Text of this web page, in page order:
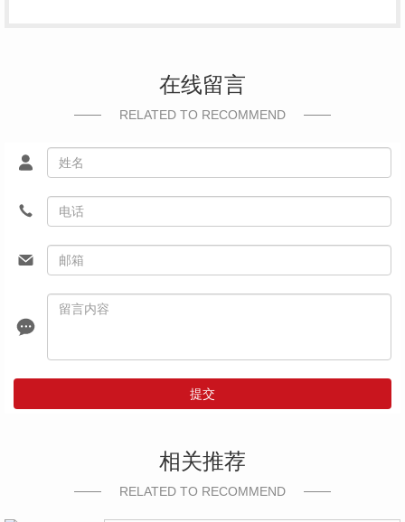
在线留言
RELATED TO RECOMMEND
提交
相关推荐
RELATED TO RECOMMEND